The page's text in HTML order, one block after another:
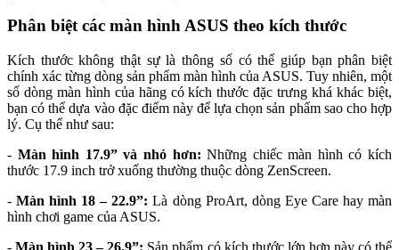
Phân biệt các màn hình ASUS theo kích thước
Kích thước không thật sự là thông số có thể giúp bạn phân biệt
chính xác từng dòng sản phẩm màn hình của ASUS. Tuy nhiên, một
số dòng màn hình của hãng có kích thước đặc trưng khá khác biệt,
bạn có thể dựa vào đặc điểm này để lựa chọn sản phẩm sao cho hợp
lý. Cụ thể như sau:
- Màn hình 17.9” và nhỏ hơn: Những chiếc màn hình có kích
thước 17.9 inch trở xuống thường thuộc dòng ZenScreen.
-Màn hình 18 – 22.9”: Là dòng ProArt, dòng Eye Care hay màn
hình chơi game của ASUS.
-Màn hình 23 – 26.9”: Sản phẩm có kích thước lớn hơn này có thể